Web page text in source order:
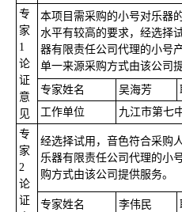
专
家
1
论
证
意
见
本项目需采购的小号对乐器
水平有较高的要求，经选择
器有限责任公司代理的小号
单一来源采购方式由该公司
专家姓名
吴海芳
工作单位
九江市第七
专
家
2
论
证
经选择试用，音色符合采购
乐器有限责任公司代理的小
购方式由该公司提供服务。
专家姓名 李伟民